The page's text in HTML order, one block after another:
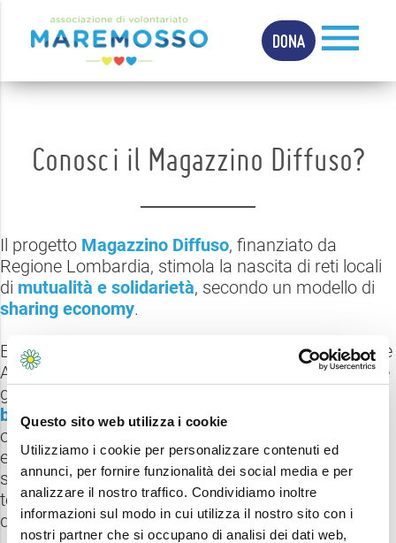
Questo sito web utilizza i cookie
Utilizziamo i cookie per personalizzare contenuti ed
annunci, per fornire funzionalità dei social media e per
analizzare il nostro traffico. Condividiamo inoltre
informazioni sul modo in cui utilizza il nostro sito con i
nostri partner che si occupano di analisi dei dati web,
DONA menu
Conosci il Magazzino Diffuso?
Il progetto Magazzino Diffuso, finanziato da
Regione Lombardia, stimola la nascita di reti locali
di mutualità e solidarietà, secondo un modello di
sharing economy.
Entrando nell’area digitale del Magazzino Diffuso, le
Associazioni e gli Enti del Terzo Settore e le aziende
gardesane potranno
beni e servizi. In questo modo sarà possibile
ottimizzare l’incontro tra domanda ed offerta ed
evitare inutili sprechi di prodotti, generando positive
sinergie e reciproche collaborazioni tra gli attori
territoriali, a vantaggio delle persone e
dell’ambiente.